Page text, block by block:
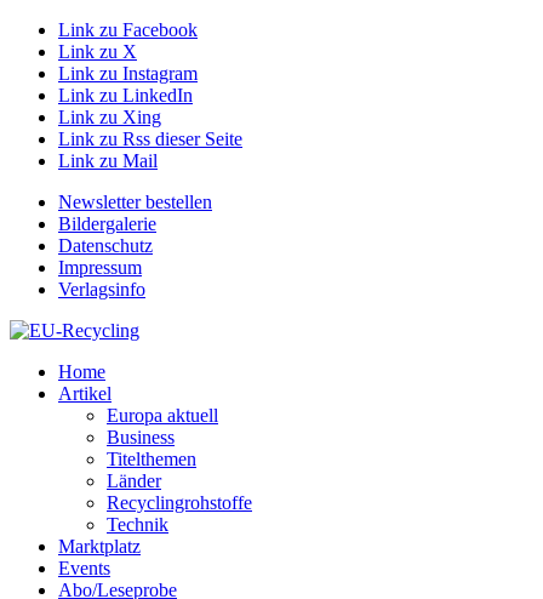
Link zu Facebook
Link zu X
Link zu Instagram
Link zu LinkedIn
Link zu Xing
Link zu Rss dieser Seite
Link zu Mail
Newsletter bestellen
Bildergalerie
Datenschutz
Impressum
Verlagsinfo
Home
Artikel
Europa aktuell
Business
Titelthemen
Länder
Recyclingrohstoffe
Technik
Marktplatz
Events
Abo/Leseprobe